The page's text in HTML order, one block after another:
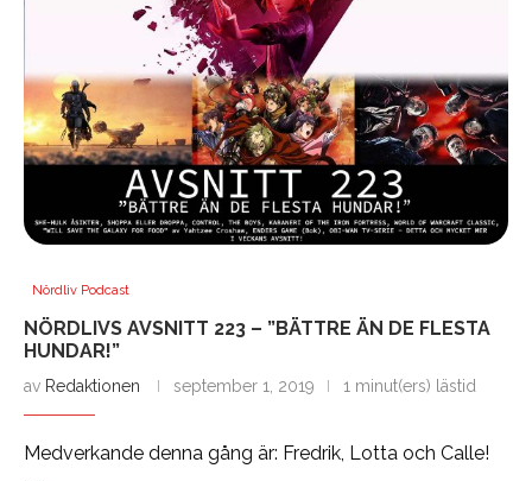
Nördliv Podcast
NÖRDLIVS AVSNITT 223 – ”BÄTTRE ÄN DE FLESTA
HUNDAR!”
av Redaktionen september 1, 2019 1 minut(ers) lästid
Medverkande denna gång är: Fredrik, Lotta och Calle!